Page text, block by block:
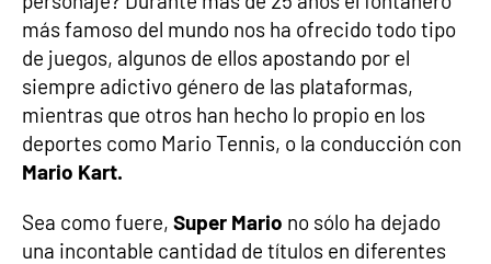
más famoso del mundo nos ha ofrecido todo tipo
de juegos, algunos de ellos apostando por el
siempre adictivo género de las plataformas,
mientras que otros han hecho lo propio en los
deportes como Mario Tennis, o la conducción con
Mario Kart.
Sea como fuere, Super Mario no sólo ha dejado
una incontable cantidad de títulos en diferentes